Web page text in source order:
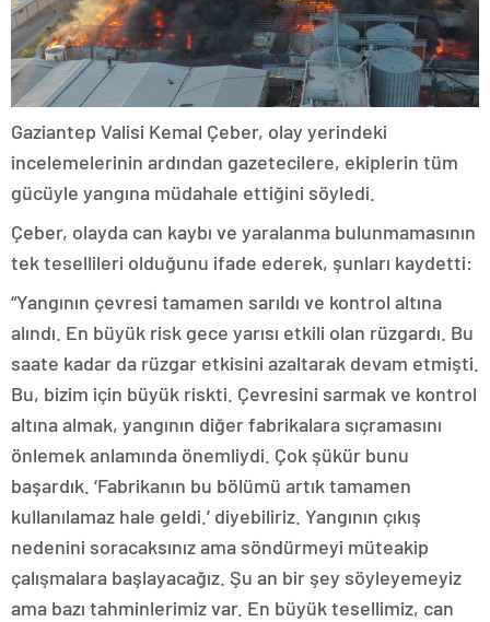
Gaziantep Valisi Kemal Çeber, olay yerindeki
incelemelerinin ardından gazetecilere, ekiplerin tüm
gücüyle yangına müdahale ettiğini söyledi.
Çeber, olayda can kaybı ve yaralanma bulunmamasının
tek tesellileri olduğunu ifade ederek, şunları kaydetti:
“Yangının çevresi tamamen sarıldı ve kontrol altına
alındı. En büyük risk gece yarısı etkili olan rüzgardı. Bu
saate kadar da rüzgar etkisini azaltarak devam etmişti.
Bu, bizim için büyük riskti. Çevresini sarmak ve kontrol
altına almak, yangının diğer fabrikalara sıçramasını
önlemek anlamında önemliydi. Çok şükür bunu
başardık. ‘Fabrikanın bu bölümü artık tamamen
kullanılamaz hale geldi.’ diyebiliriz. Yangının çıkış
nedenini soracaksınız ama söndürmeyi müteakip
çalışmalara başlayacağız. Şu an bir şey söyleyemeyiz
ama bazı tahminlerimiz var. En büyük tesellimiz, can